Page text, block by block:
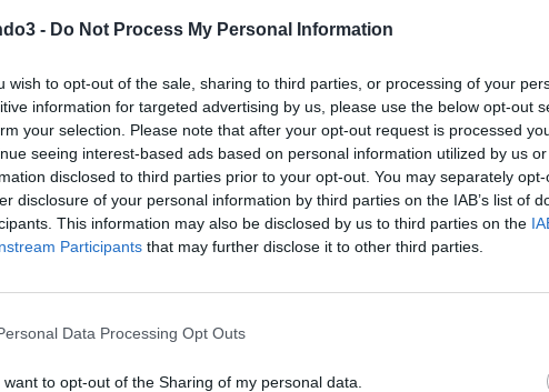
- Do Not Process My Personal Information
wish to opt-out of the sale, sharing to third parties, or processing of your
information for targeted advertising by us, please use the below opt-out
your selection. Please note that after your opt-out request is processed
seeing interest-based ads based on personal information utilized by us
disclosed to third parties prior to your opt-out. You may separately
disclosure of your personal information by third parties on the IAB’s list of
This information may also be disclosed by us to third parties on the
Participants that may further disclose it to other third parties.
Data Processing Opt Outs
want to opt-out of the Sharing of my personal data.
tra i 18 e i 29
esperienza
cultura digitale
I giovani apprendisti saranno inseriti in aree di lavoro strategiche
la convergenza tra connettività mobile, fissa e contenuti e il
evoluzione che richiedono competenze sempre più avanzate e
con i clienti, cambiano anche le competenze degli operatori: basti
mensili con i clienti avviene attraverso i canali digitali, con circa la
Vodafone, che ogni anno eroga complessivamente oltre 62.000
formazione, assicurerà ai ragazzi una
formazione